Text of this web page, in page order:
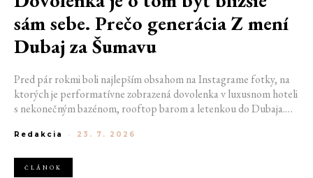
sám sebe. Prečo generácia Z mení
Dubaj za Šumavu
Pred pár rokmi boli najlepším obsahom na Instagrame fotky, na
ktorých je performatívne zobrazená dovolenka v luxusnom hoteli
s nekonečným bazénom, rooftop barom a letenkou do Dubaja.
Jizerských horách. Ranné kúpanie v lome. Výlet vlakom na
kamarátmi pri ohni.
Redakcia - 23. 7. 2026
ČLÁNOK